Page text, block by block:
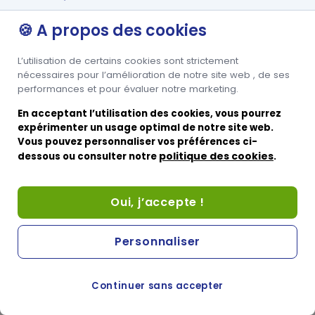
Conditions générales et formulaires
U.K., Guernesey, et St Malo
CONTACT
Contactez-nous
Demande de tarif
Langues disponibles
Site Passager
Site Corporate Groupe
Aide
Plan du site
Brittany Ferries © 2023 Tous droits réservés ・
Préférences de cookies
🍪 A propos des cookies
L’utilisation de certains cookies sont strictement
nécessaires pour l’amélioration de notre site web , de ses
performances et pour évaluer notre marketing.
En acceptant l’utilisation des cookies, vous pourrez
expérimenter un usage optimal de notre site web.
Vous pouvez personnaliser vos préférences ci-
dessous ou consulter notre politique des cookies.
Oui, j’accepte !
Continuer sans accepter
Personnaliser